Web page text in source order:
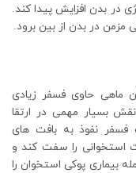
در بدن افزایش پیدا کند.
در بدن از بین برود.
ماهی حاوی فسفر زیادی
بسیار مهمی در ارتقا
فسفر نفوذ به بافت های
استخوانی را سفت کند و
بیماری پوکی استخوان را